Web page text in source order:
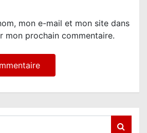
mon e-mail et mon site dans
mon prochain commentaire.